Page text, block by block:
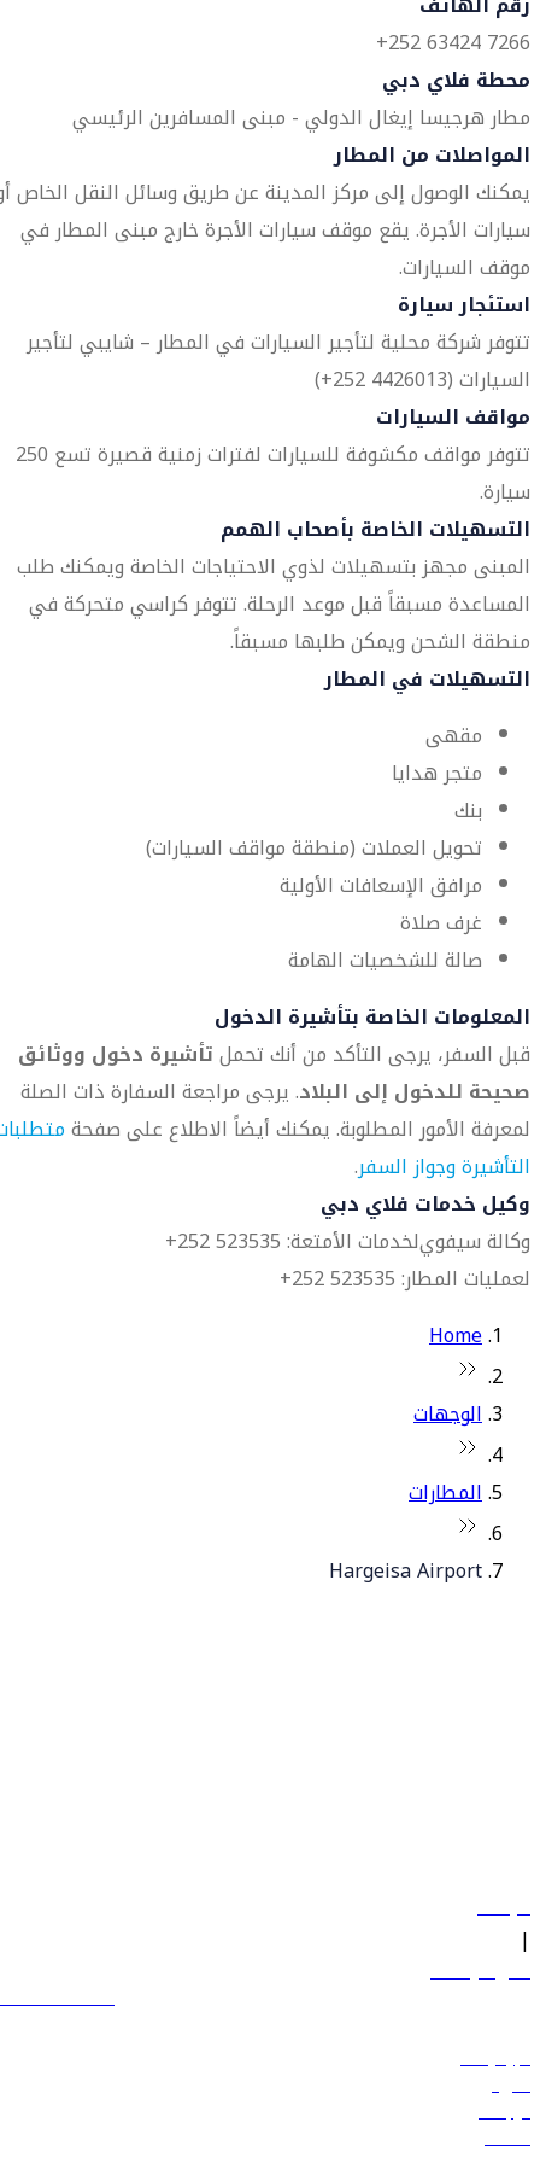
7266 63424 252+
محطة فلاي دبي
مطار هرجيسا إيغال الدولي - مبنى المسافرين الرئيسي
المواصلات من المطار
يمكنك الوصول إلى مركز المدينة عن طريق وسائل النقل الخاص
سيارات الأجرة. يقع موقف سيارات الأجرة خارج مبنى المطار في
موقف السيارات.
استئجار سيارة
تتوفر شركة محلية لتأجير السيارات في المطار – شايبي لتأجير
السيارات (4426013 252+)
مواقف السيارات
تتوفر مواقف مكشوفة للسيارات لفترات زمنية قصيرة تسع 250
سيارة.
التسهيلات الخاصة بأصحاب الهمم
المبنى مجهز بتسهيلات لذوي الاحتياجات الخاصة ويمكنك طلب
المساعدة مسبقاً قبل موعد الرحلة. تتوفر كراسي متحركة في
منطقة الشحن ويمكن طلبها مسبقاً.
التسهيلات في المطار
مقهى
متجر هدايا
بنك
تحويل العملات (منطقة مواقف السيارات)
مرافق الإسعافات الأولية
غرف صلاة
صالة للشخصيات الهامة
المعلومات الخاصة بتأشيرة الدخول
قبل السفر، يرجى التأكد من أنك تحملتأشيرة دخول ووثائق
صحيحة للدخول إلى البلاد. يرجى مراجعة السفارة ذات الصلة
لمعرفة الأمور المطلوبة. يمكنك أيضاً الاطلاع على صفحة
التأشيرة وجواز السفر.
وكيل خدمات فلاي دبي
وكالة سيفويلخدمات الأمتعة: 523535 252+
لعمليات المطار: 523535 252+
Home
الوجهات
المطارات
Hargeisa Airport
سياساتنا
|
الشروط والأحكام
600 544 445
حجز الرحلات
العروض
الوجهات
الأمتعة